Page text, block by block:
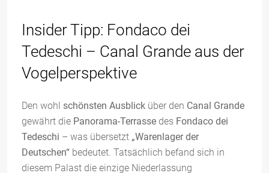
Insider Tipp: Fondaco dei
Tedeschi – Canal Grande aus der
Vogelperspektive
Den wohl schönsten Ausblick über den Canal Grande
gewährt die Panorama-Terrasse des Fondaco dei
Tedeschi – was übersetzt „Warenlager der
Deutschen“ bedeutet. Tatsächlich befand sich in
diesem Palast die einzige Niederlassung